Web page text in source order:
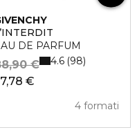
DE PARFUM
€
€
4 formati
4.6 98